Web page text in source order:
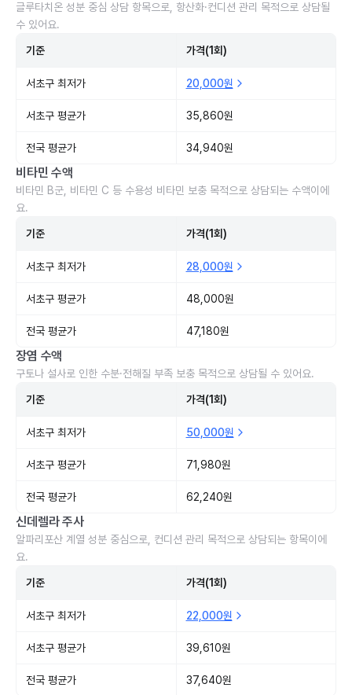
글루타치온 성분 중심 상담 항목으로, 항산화·컨디션 관리 목적으로 상담될
수 있어요.
기준 가격(1회)
서초구 최저가 20,000원
서초구 평균가 35,860원
전국 평균가 34,940원
비타민 수액
비타민 B군, 비타민 C 등 수용성 비타민 보충 목적으로 상담되는 수액이에
요.
기준 가격(1회)
서초구 최저가 28,000원
서초구 평균가 48,000원
전국 평균가 47,180원
장염 수액
구토나 설사로 인한 수분·전해질 부족 보충 목적으로 상담될 수 있어요.
기준 가격(1회)
서초구 최저가 50,000원
서초구 평균가 71,980원
전국 평균가 62,240원
신데렐라 주사
알파리포산 계열 성분 중심으로, 컨디션 관리 목적으로 상담되는 항목이에
요.
기준 가격(1회)
서초구 최저가 22,000원
서초구 평균가 39,610원
전국 평균가 37,640원